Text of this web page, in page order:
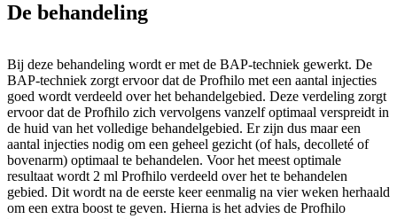
De behandeling
Bij deze behandeling wordt er met de BAP-techniek gewerkt. De
BAP-techniek zorgt ervoor dat de Profhilo met een aantal injecties
goed wordt verdeeld over het behandelgebied. Deze verdeling zorgt
ervoor dat de Profhilo zich vervolgens vanzelf optimaal verspreidt in
de huid van het volledige behandelgebied. Er zijn dus maar een
aantal injecties nodig om een geheel gezicht (of hals, decolleté of
bovenarm) optimaal te behandelen. Voor het meest optimale
resultaat wordt 2 ml Profhilo verdeeld over het te behandelen
gebied. Dit wordt na de eerste keer eenmalig na vier weken herhaald
om een extra boost te geven. Hierna is het advies de Profhilo